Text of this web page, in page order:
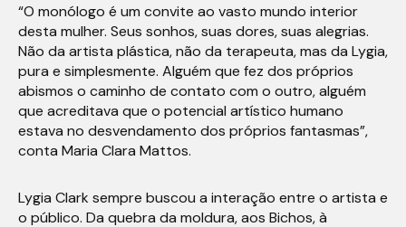
“O monólogo é um convite ao vasto mundo interior
desta mulher. Seus sonhos, suas dores, suas alegrias.
Não da artista plástica, não da terapeuta, mas da Lygia,
pura e simplesmente. Alguém que fez dos próprios
abismos o caminho de contato com o outro, alguém
que acreditava que o potencial artístico humano
estava no desvendamento dos próprios fantasmas”,
conta Maria Clara Mattos.
Lygia Clark sempre buscou a interação entre o artista e
o público. Da quebra da moldura, aos Bichos, à